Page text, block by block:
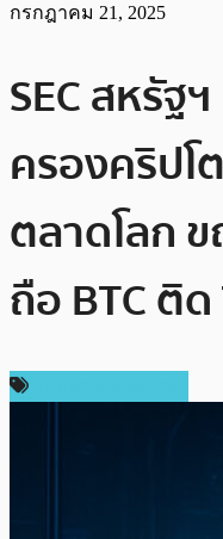
กรกฎาคม 21, 2025
SEC สหรัฐ
ครองคริปโ
ตลาดโลก
ถือ BTC ติ